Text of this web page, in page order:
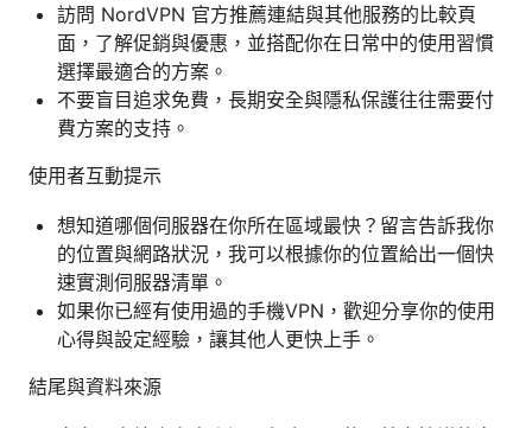
訪問 NordVPN 官方推薦連結與其他服務的比較頁
面，了解促銷與優惠，並搭配你在日常中的使用習慣
選擇最適合的方案。
不要盲目追求免費，長期安全與隱私保護往往需要付
費方案的支持。
使用者互動提示
想知道哪個伺服器在你所在區域最快？留言告訴我你
的位置與網路狀況，我可以根據你的位置給出一個快
速實測伺服器清單。
如果你已經有使用過的手機VPN，歡迎分享你的使用
心得與設定經驗，讓其他人更快上手。
結尾與資料來源